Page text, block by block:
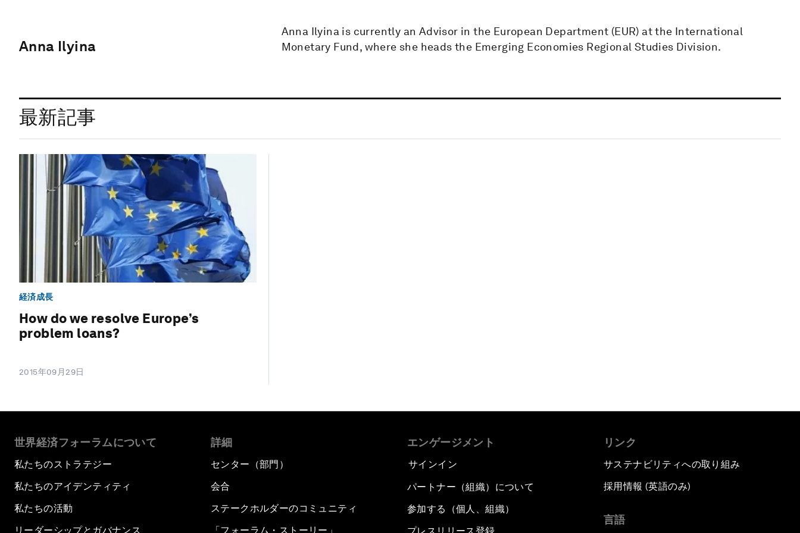
Anna Ilyina
Anna Ilyina is currently an Advisor in the European Department (EUR) at the International
Monetary Fund, where she heads the Emerging Economies Regional Studies Division.
最新記事
経済成長
How do we resolve Europe’s
problem loans?
2015年09月29日
世界経済フォーラムについて
私たちのストラテジー
私たちのアイデンティティ
私たちの活動
リーダーシップとガバナンス
詳細
センター（部門）
会合
ステークホルダーのコミュニティ
「フォーラム・ストーリー」
エンゲージメント
サインイン
パートナー（組織）について
参加する（個人、組織）
リンク
サステナビリティへの取り組み
採用情報 (英語のみ)
言語